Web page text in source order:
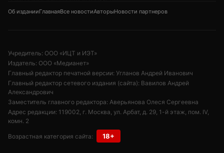
Главный редактор печатной версии: Угланов Андрей Иванович
Главный редактор сетевого издания (сайта): Вавилов Андрей
Александрович
Заместитель главного редактора: Аверьянова Олеся Сергеевна
Адрес редакции: 119002, г. Москва, ул. Арбат, д. 29, 1-й этаж, пом. IV,
комн. 2
Возрастная категория сайта:
/anonline@argumenti.ru